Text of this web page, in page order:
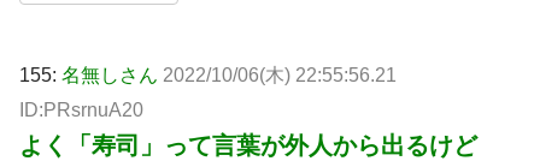
155: 名無しさん 2022/10/06(木) 22:55:56.21
ID:PRsrnuA20
よく「寿司」って言葉が外人から出るけど